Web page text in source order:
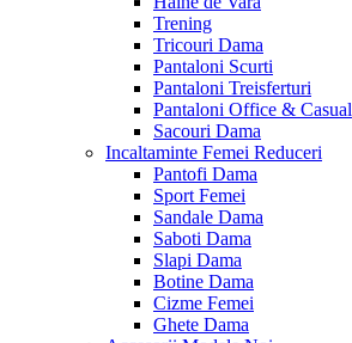
Trening
Tricouri Dama
Pantaloni Scurti
Pantaloni Treisferturi
Pantaloni Office & Casual
Sacouri Dama
Incaltaminte Femei Reduceri
Pantofi Dama
Sport Femei
Sandale Dama
Saboti Dama
Slapi Dama
Botine Dama
Cizme Femei
Ghete Dama